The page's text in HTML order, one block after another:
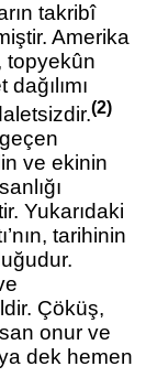
takribî
Amerika
topyekûn
(2)
ve ekinin
Yukarıdaki
tarihinin
Çöküş,
onur ve
dek hemen